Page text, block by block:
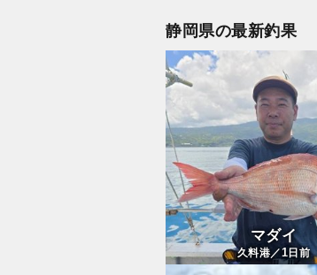
静岡県の最新釣果
マダイ
久料港／1日前